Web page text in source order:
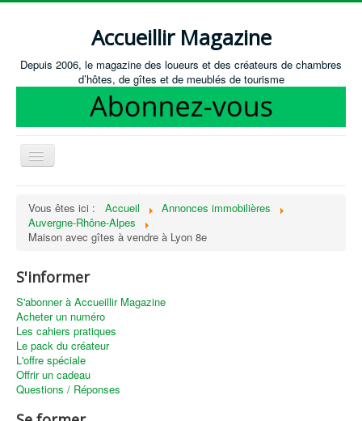
Accueillir Magazine
Depuis 2006, le magazine des loueurs et des créateurs de chambres
d’hôtes, de gîtes et de meublés de tourisme
Basculer
Créer / Ouvrir
S'équiper
Annonces immobilières
Recevoir les annonces immobilières / Nous contacter
Vous êtes ici : Accueil
Annonces immobilières
Auvergne-Rhône-Alpes
Maison avec gîtes à vendre à Lyon 8e
S'informer
S'abonner à Accueillir Magazine
Acheter un numéro
Les cahiers pratiques
Le pack du créateur
L'offre spéciale
Offrir un cadeau
Questions / Réponses